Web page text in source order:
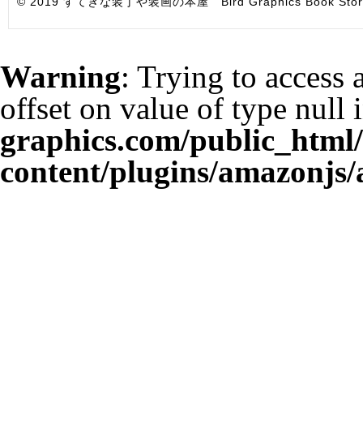
Warning: Trying to access
offset on value of type null
graphics.com/
content/plugins/